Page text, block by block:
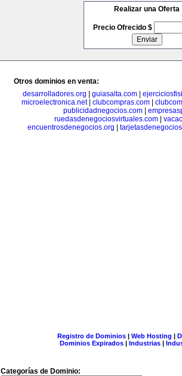
Realizar una Oferta
Precio Ofrecido $
Otros dominios en venta:
desarrolladores.org
guiasalta.com|
microelectronica.net| clubcompras.com
publicidadnegocios.com
ruedasdenegociosvirtuales.com|
encuentrosdenegocios.org
Registro de Dominios| Web Hosting |
Dominios Expirados | Industrias |
Categorías de Dominio: